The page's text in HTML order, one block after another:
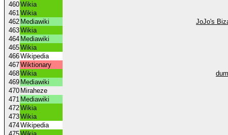
460Wikia
461Wikia
462 Mediawiki
JoJo's
463Wikia
464 Mediawiki
465Wikia
466Wikipedia
467Wiktionary
468Wikia
469 Mediawiki
470 Miraheze
471 Mediawiki
472Wikia
473Wikia
474Wikipedia